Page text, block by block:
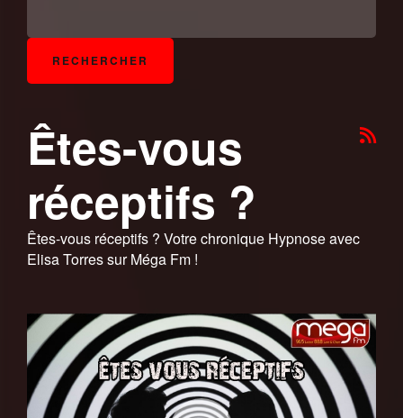
Êtes-vous
réceptifs ?
Êtes-vous réceptifs ? Votre chronique Hypnose avec
Elisa Torres sur Méga Fm !